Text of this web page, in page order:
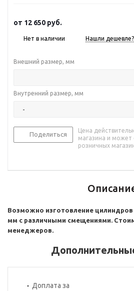
от 12 650 руб.
Нет в наличии Нашли дешевле?
Внешний размер, мм
Внутренний размер, мм
Поделиться
Цена
магазина и может
розничных
Возможно изготовление
мм с различными смещениями.
менеджеров.
Доплата за